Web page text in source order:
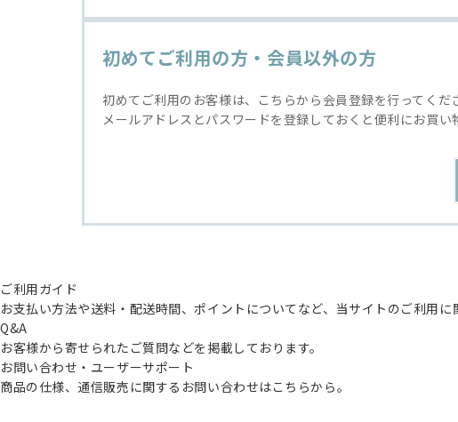
初めてご利用の方・会員以外の方
初めてご利用のお客様は、こちらから会員登録を行ってくだ
メールアドレスとパスワードを登録しておくと便利にお買い
ご利用ガイド
お支払い方法や送料・配送時間、ポイントについてなど、当サイトのご利用に
Q&A
お客様から寄せられたご質問などを掲載しております。
お問い合わせ・ユーザーサポート
商品の仕様、通信販売に関するお問い合わせはこちらから。